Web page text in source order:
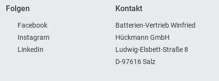
Folgen
Facebook
Instagram
LinkedIn
Kontakt
Batterien-Vertrieb Winfried
Hückmann GmbH
Ludwig-Elsbett-Straße 8
D-97616 Salz